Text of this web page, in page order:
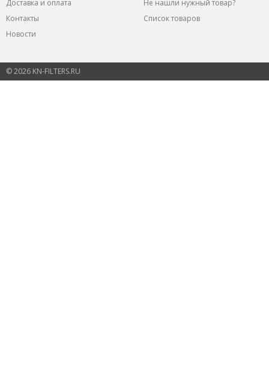
Доставка и оплата
Не нашли нужный товар?
Контакты
Список товаров
Новости
© 2026 KN-FILTERS.RU